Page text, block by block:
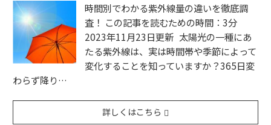
時間別でわかる紫外線量の違いを徹底調
査！ この記事を読むための時間：3分
2023年11月23日更新 太陽光の一種にあ
たる紫外線は、実は時間帯や季節によって
変化することを知っていますか？365日変
わらず降り…
詳しくはこちら